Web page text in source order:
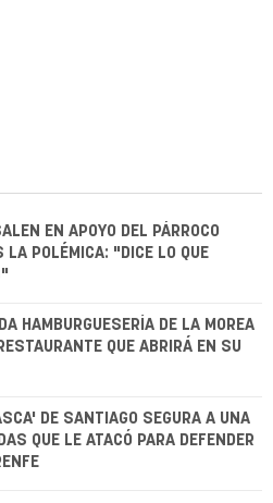
EN APOYO DEL PÁRROCO
LA POLÉMICA: "DICE LO QUE
HAMBURGUESERÍA DE LA MOREA
QUE ABRIRÁ EN SU
DE SANTIAGO SEGURA A UNA
QUE LE ATACÓ PARA DEFENDER